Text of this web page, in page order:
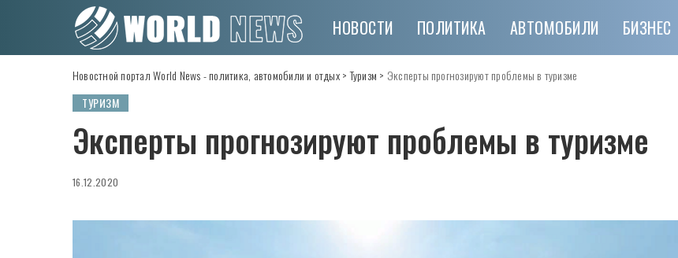
НОВОСТИ ПОЛИТИКА АВТОМОБИЛИ БИЗНЕС
Новостной портал World News - политика, автомобили и отдых>Туризм > Эксперты прогнозируют проблемы в туризме
ТУРИЗМ
Эксперты прогнозируют проблемы в туризме
16.12.2020